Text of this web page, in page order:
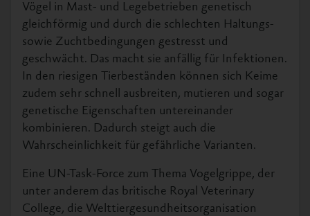
Vögel in Mast- und Legebetrieben genetisch
gleichförmig und durch die schlechten Haltungs-
sowie Zuchtbedingungen gestresst und
geschwächt. Das macht sie anfällig für Infektionen.
In den riesigen Tierbeständen können sich Keime
zudem sehr schnell ausbreiten, mutieren und sogar
genetische Eigenschaften untereinander
kombinieren. Dadurch steigt auch die
Wahrscheinlichkeit für gefährliche Varianten.
Eine UN-Task-Force zum Thema Vogelgrippe, der
unter anderem das britische Royal Veterinary
College, die Welttiergesundheitsorganisation